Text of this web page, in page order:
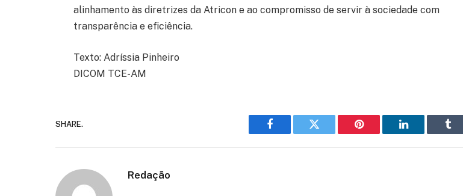
alinhamento às diretrizes da Atricon e ao compromisso de servir à sociedade com
transparência e eficiência.
Texto: Adríssia Pinheiro
DICOM TCE-AM
SHARE.
Facebook Twitter Pinterest LinkedIn
Redação